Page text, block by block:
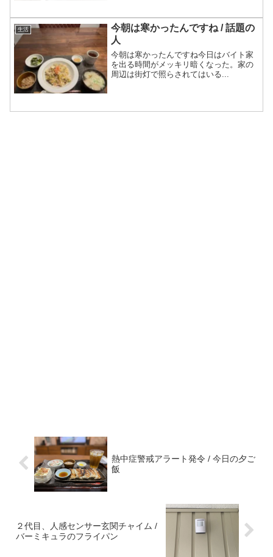
生活
今朝は寒かったんですね / 話題の
人
今朝は寒かったんですね今日はバイト家
を出る時間がメッキリ暗くなった。家の
周辺は街灯で照らされてはいる...
熱中症警戒アラート発令 / 今日の夕ご
飯
２代目、人感センサー玄関チャイム /
バーミキュラのフライパン